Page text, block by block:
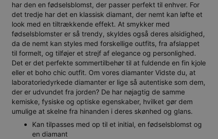
har den en fødselsblomst, der passer perfekt til enhver. For
det tredje har det en klassisk diamant, der nemt kan løfte et
look med en tiltrækkende effekt. At smykker med
fødselsblomster er så trendy, skyldes også deres alsidighed,
da de nemt kan styles med forskellige outfits, fra afslappet
til formelt, og tilføjer et strejf af elegance og personlighed.
Det er det perfekte sommertilbehør til at fuldende en fin kjole
eller et boho chic outfit. Om vores diamanter Vidste du, at
laboratoriedyrkede diamanter er lige så autentiske som dem,
der er udvundet fra jorden? De har nøjagtig de samme
kemiske, fysiske og optiske egenskaber, hvilket gør dem
umulige at skelne fra hinanden i deres skønhed og glans.
Kan tilpasses med op til et initial, en fødselsblomst og
en diamant